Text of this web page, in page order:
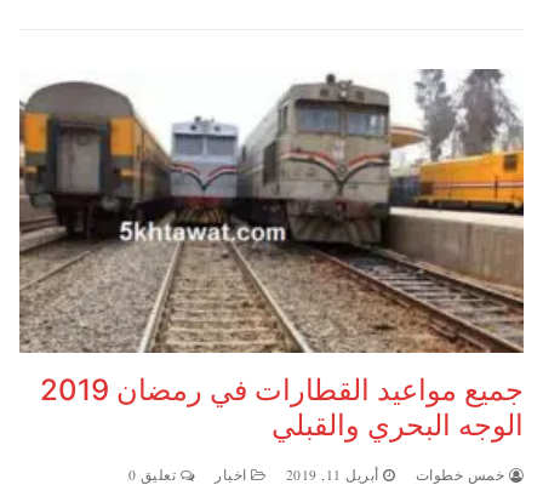
جميع مواعيد القطارات في رمضان 2019
الوجه البحري والقبلي
خمس خطوات أبريل 11, 2019 اخبار تعليق 0